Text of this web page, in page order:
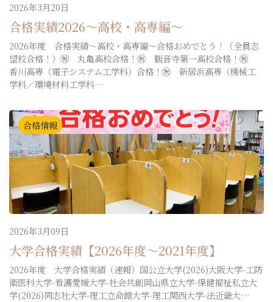
2026年3月20日
合格実績2026～高校・高専編～
2026年度 合格実績～高校・高専編～合格おめでとう！（全員志
望校合格！）㊗ 丸亀高校合格！㊗ 観音寺第一高校合格！㊗
香川高専（電子システム工学科）合格！㊗ 新居浜高専（機械工
学科／環境材料工学科…
合格情報
2026年3月09日
大学合格実績【2026年度～2021年度】
2026年度 大学合格実績（速報）国公立大学(2026)大阪大学-工防
衛医科大学-看護愛媛大学-社会共創岡山県立大学-保健福祉私立大
学(2026)同志社大学-理工立命館大学-理工関西大学-法近畿大…